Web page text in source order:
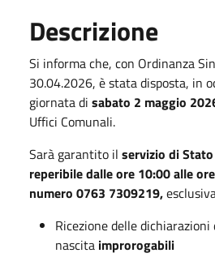
Descrizione
Si informa che, con Ordinanza
30.04.2026, è stata disposta, in
giornata di sabato 2 maggio
Uffici Comunali.
Sarà garantito il servizio di
reperibiledalle ore 10:00 alle
numero 0763 7309219,
Ricezione delle dichiarazioni
nascita improrogabili